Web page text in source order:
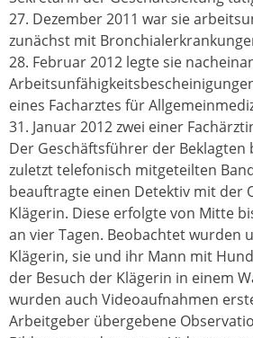
27. Dezember 2011 war sie
zunächst mit
28. Februar 2012 legte sie
eines Facharztes für
31. Januar 2012 zwei einer
Der Geschäftsführer der Beklagten
zuletzt telefonisch mitgeteilten
beauftragte einen Detektiv mit der
Klägerin. Diese erfolgte von Mitte
an vier Tagen. Beobachtet wurden
Klägerin, sie und ihr Mann mit
der Besuch der Klägerin in einem
wurden auch Videoaufnahmen
Arbeitgeber übergebene